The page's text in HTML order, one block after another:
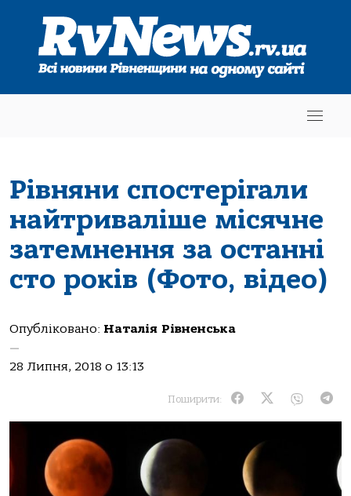
Рівняни спостерігали
найтриваліше місячне
затемнення за останні
сто років (Фото, відео)
Опубліковано: Наталія Рівненська
—
28 Липня, 2018 о 13:13
Поширити: